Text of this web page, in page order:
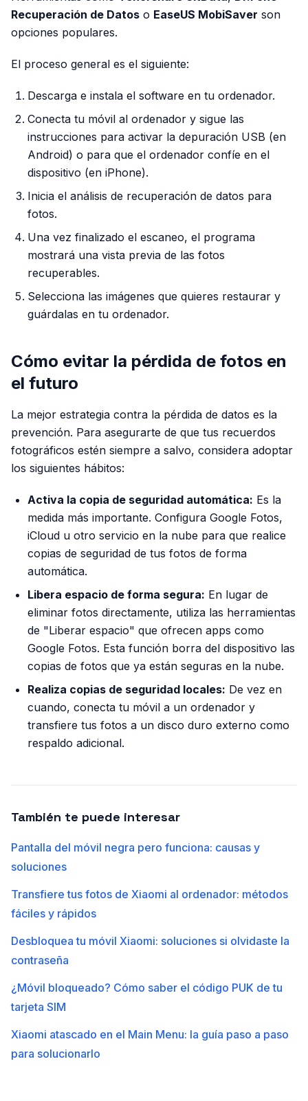
Recuperación de Datos o EaseUS MobiSaver son
opciones populares.
El proceso general es el siguiente:
Descarga e instala el software en tu ordenador.
Conecta tu móvil al ordenador y sigue las
instrucciones para activar la depuración USB (en
Android) o para que el ordenador confíe en el
dispositivo (en iPhone).
Inicia el análisis de recuperación de datos para
fotos.
Una vez finalizado el escaneo, el programa
mostrará una vista previa de las fotos
recuperables.
Selecciona las imágenes que quieres restaurar y
guárdalas en tu ordenador.
Cómo evitar la pérdida de fotos en
el futuro
La mejor estrategia contra la pérdida de datos es la
prevención. Para asegurarte de que tus recuerdos
fotográficos estén siempre a salvo, considera adoptar
los siguientes hábitos:
Activa la copia de seguridad automática: Es la
medida más importante. Configura Google Fotos,
iCloud u otro servicio en la nube para que realice
copias de seguridad de tus fotos de forma
automática.
Libera espacio de forma segura: En lugar de
eliminar fotos directamente, utiliza las herramientas
de "Liberar espacio" que ofrecen apps como
Google Fotos. Esta función borra del dispositivo las
copias de fotos que ya están seguras en la nube.
Realiza copias de seguridad locales: De vez en
cuando, conecta tu móvil a un ordenador y
transfiere tus fotos a un disco duro externo como
respaldo adicional.
También te puede interesar
Pantalla del móvil negra pero funciona: causas y
soluciones
Transfiere tus fotos de Xiaomi al ordenador: métodos
fáciles y rápidos
Desbloquea tu móvil Xiaomi: soluciones si olvidaste la
contraseña
¿Móvil bloqueado? Cómo saber el código PUK de tu
tarjeta SIM
Xiaomi atascado en el Main Menu: la guía paso a paso
para solucionarlo